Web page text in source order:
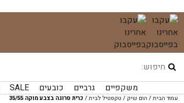
דלג
לתוכן
משקפיים גרביים כובעים SALE
עמוד הבית/ הום שיק/ טקסטיל לבית/ כרית סרוגה בצבע מוקה 35/55